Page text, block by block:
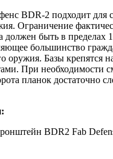
BDR-2 подходит для
Ограничение
должен быть в пределах
большинство
оружия. Базы крепятся
При необходимости
планок достаточно
BDR2 Fab